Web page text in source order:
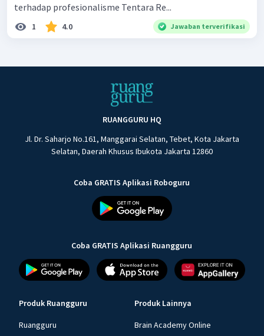
terhadap profesionalisme Tentara Re...
1 4.0 Jawaban terverifikasi
RUANGGURU HQ
Jl. Dr. Saharjo No.161, Manggarai Selatan, Tebet, Kota Jakarta
Selatan, Daerah Khusus Ibukota Jakarta 12860
Coba GRATIS Aplikasi Roboguru
Coba GRATIS Aplikasi Ruangguru
Produk Ruangguru
Ruangguru
Produk Lainnya
Brain Academy Online